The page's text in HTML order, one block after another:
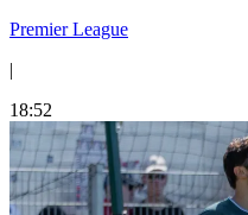
Premier League
|
18:52